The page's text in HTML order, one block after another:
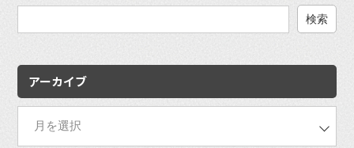
アーカイブ